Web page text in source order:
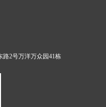
2号万洋万众园41栋